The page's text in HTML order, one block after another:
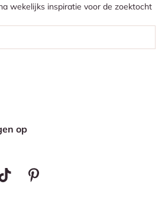
wekelijks inspiratie voor de zoektocht
op